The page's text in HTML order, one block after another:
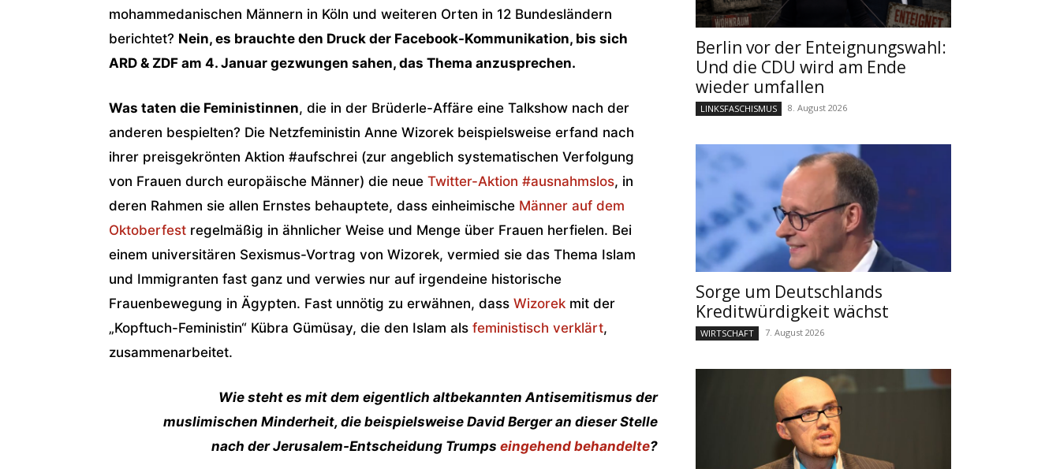
mohammedanischen Männern in Köln und weiteren Orten in 12 Bundesländern
berichtet? Nein, es brauchte den Druck der Facebook-Kommunikation, bis sich
ARD & ZDF am 4. Januar gezwungen sahen, das Thema anzusprechen.
Was taten die Feministinnen, die in der Brüderle-Affäre eine Talkshow nach der
anderen bespielten? Die Netzfeministin Anne Wizorek beispielsweise erfand nach
ihrer preisgekrönten Aktion #aufschrei (zur angeblich systematischen Verfolgung
von Frauen durch europäische Männer) die neue Twitter-Aktion #ausnahmslos, in
deren Rahmen sie allen Ernstes behauptete, dass einheimische Männer auf dem
Oktoberfest regelmäßig in ähnlicher Weise und Menge über Frauen herfielen. Bei
einem universitären Sexismus-Vortrag von Wizorek, vermied sie das Thema Islam
und Immigranten fast ganz und verwies nur auf irgendeine historische
Frauenbewegung in Ägypten. Fast unnötig zu erwähnen, dass Wizorek mit der
„Kopftuch-Feministin“ Kübra Gümüsay, die den Islam als feministisch verklärt,
zusammenarbeitet.
Wie steht es mit dem eigentlich altbekannten Antisemitismus der
muslimischen Minderheit, die beispielsweise David Berger an dieser Stelle
nach der Jerusalem-Entscheidung Trumps eingehend behandelte?
Berlin vor der Enteignungswahl:
Und die CDU wird am Ende
wieder umfallen
LINKSFASCHISMUS 8. August 2026
Sorge um Deutschlands
Kreditwürdigkeit wächst
WIRTSCHAFT 7. August 2026